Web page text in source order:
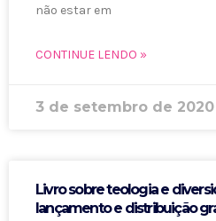
não estar em
CONTINUE LENDO »
3 de setembro de 2020
Livro sobre teologia e
lançamento e distribuição